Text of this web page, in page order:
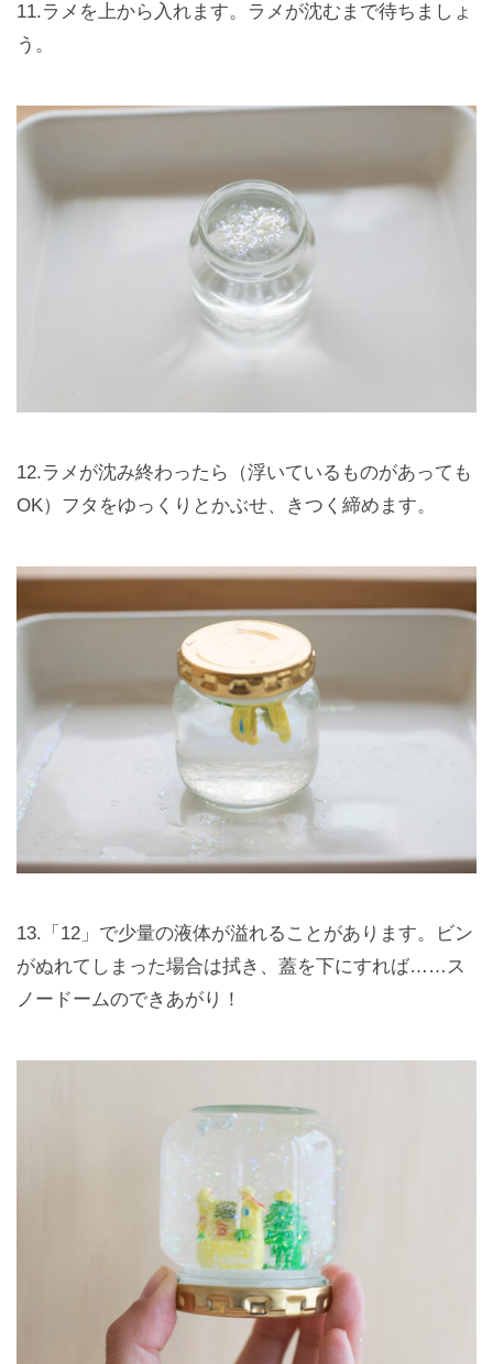
11.ラメを上から入れます。ラメが沈むまで待ちましょ
う。
12.ラメが沈み終わったら（浮いているものがあっても
OK）フタをゆっくりとかぶせ、きつく締めます。
13.「12」で少量の液体が溢れることがあります。ビン
がぬれてしまった場合は拭き、蓋を下にすれば……ス
ノードームのできあがり！